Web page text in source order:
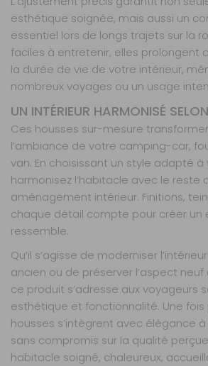
AJOUTER AU
Board 3
banquettes
Référence :
990264
places :3
banquettes
Prix :
Disponibilité :
Sur commande :
esthétique soignée, mais aussi un
essentiel lors de longs trajets sur la
faciles à entretenir, elles prolongent
la durée de vie de votre intérieur,
nombreux voyages ou un usage
UN INTÉRIEUR HARMONISÉ
Ces housses sur-mesure
l’ambiance de votre camping-car,
van. En choisissant un style adapté à
harmonisez l’habitacle avec le reste
aménagement intérieur. Finitions,
chaque détail compte pour créer un
ressemble.
Qu’il s’agisse de moderniser
ancien ou de préserver l’aspect
ce produit s’adresse aux voyageurs
esthétique et fonctionnalité. Une fois
housses s’intègrent avec élégance à
sans compromis sur la qualité
habitacle soigné, chaleureux,